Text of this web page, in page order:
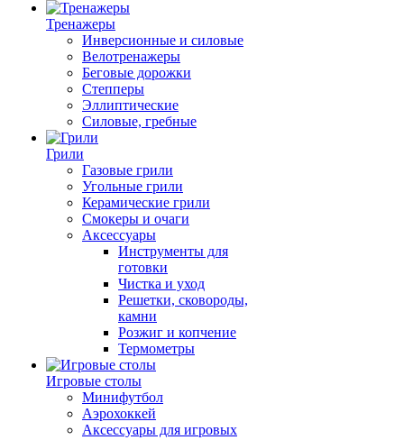
Тренажеры
Инверсионные и силовые
Велотренажеры
Беговые дорожки
Степперы
Эллиптические
Силовые, гребные
Грили
Газовые грили
Угольные грили
Керамические грили
Смокеры и очаги
Аксессуары
Инструменты для
готовки
Чистка и уход
Решетки, сковороды,
камни
Розжиг и копчение
Термометры
Игровые столы
Минифутбол
Аэрохоккей
Аксессуары для игровых